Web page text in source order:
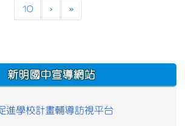
10 › »
新明國中宣導網站
進學校計畫輔導訪視平台